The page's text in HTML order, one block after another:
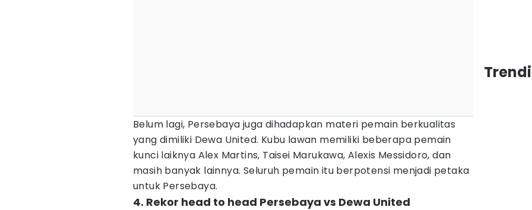
Belum lagi, Persebaya juga dihadapkan materi pemain berkualitas
yang dimiliki Dewa United. Kubu lawan memiliki beberapa pemain
kunci laiknya Alex Martins, Taisei Marukawa, Alexis Messidoro, dan
masih banyak lainnya. Seluruh pemain itu berpotensi menjadi petaka
untuk Persebaya.
4. Rekor head to head Persebaya vs Dewa United